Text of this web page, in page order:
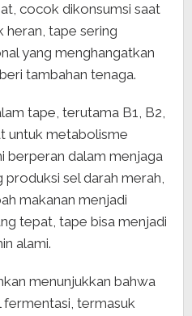
cocok dikonsumsi saat
heran, tape sering
yang menghangatkan
tambahan tenaga.
tape, terutama B1, B2,
untuk metabolisme
berperan dalam menjaga
produksi sel darah merah,
makanan menjadi
tepat, tape bisa menjadi
alami.
menunjukkan bahwa
fermentasi, termasuk